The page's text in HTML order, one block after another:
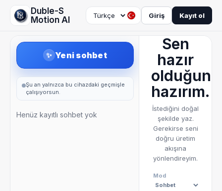
Duble-S
Motion AI
Giriş Kayıt ol
✨ Yeni sohbet
Şu an yalnızca bu cihazdaki geçmişle
çalışıyorsun.
Henüz kayıtlı sohbet yok
Sen
hazır
hazırım.
İstediğini doğal
şekilde yaz.
Gerekirse seni
doğru üretim
akışına
yönlendireyim.
Mod